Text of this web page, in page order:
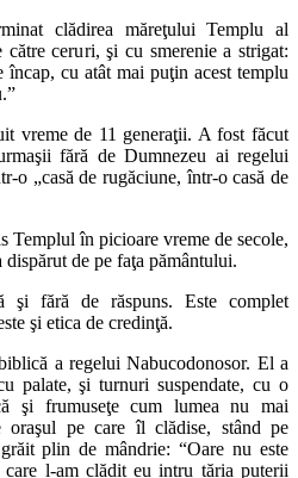
clădirea măreţului Templu al
ceruri, şi cu smerenie a strigat:
cu atât mai puţin acest templu
vreme de 11 generaţii. A fost făcut
fără de Dumnezeu ai regelui
o „casă de rugăciune, într-o casă de
Templul în picioare vreme de secole,
de pe faţa pământului.
şi fără de răspuns. Este complet
şi etica de credinţă.
a regelui Nabucodonosor. El a
palate, şi turnuri suspendate, cu o
şi frumuseţe cum lumea nu mai
oraşul pe care îl clădise, stând pe
plin de mândrie: “Oare nu este
l-am clădit eu intru tăria puterii